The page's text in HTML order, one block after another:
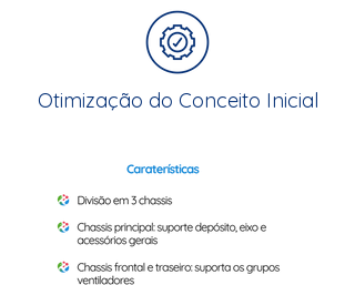
Otimização do Conceito Inicial